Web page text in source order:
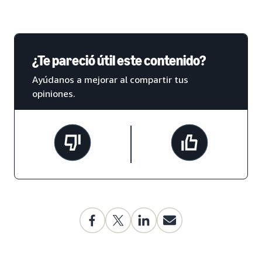
¿Te pareció útil este contenido?
Ayúdanos a mejorar al compartir tus
opiniones.